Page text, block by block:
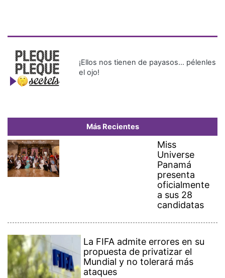
¡Ellos nos tienen de payasos… pélenles
el ojo!
Más Recientes
Miss
Universe
Panamá
presenta
oficialmente
a sus 28
candidatas
La FIFA admite errores en su
propuesta de privatizar el
Mundial y no tolerará más
ataques